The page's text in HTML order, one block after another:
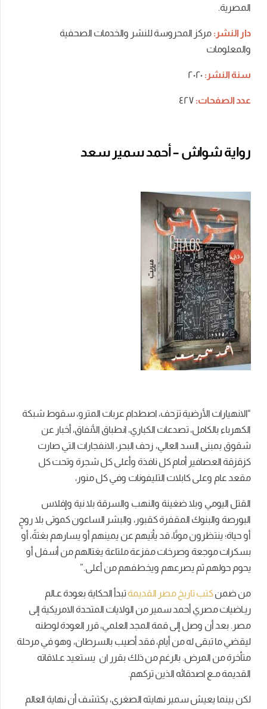
المصرية.
دار النشر: مركز المحروسة للنشر والخدمات الصحفية
والمعلومات
سنة النشر:
عدد الصفحات:
رواية شواش – أحمد سمير سعد
“الانهيارات الأرضية تزحف، اصطدام عربات المترو، سقوط شبكة
الكهرباء بالكامل، تصدعات الكباري، انطباق الأنفاق، أخبار عن
شقوق بمبنى السد العالي، زحف البحر، الانفجارات التي صارت
كزقزقة العصافير أمام كل نافذة وأعلى كل شجرة وتحت كل
مقعد عام وعلى كابلات التليفونات وفي كل منور،
القتل اليومي وبلا ضغينة والنهب والسرقة بلا نية وإفلاس
البورصة والبنوك المقفرة كقبور، والبشر الساعون كموتى بلا روحٍ
أو حياة؛ ينتظرون موتًا، قد يأتيهم عن يمينهم أو يسارهم بغتةً، أو
بسكرات موجعة وصرخات مفزعة ملتاعة يغتالهم من أسفل أو
يحوم حولهم ثم يصرعهم ويخطفهم من أعلى.”
من ضمنكتب تاريخ مصر القديمةتبدأ الحكاية بعودة عـالم
ريـاضيات مصري أحمد سمير من الولايات المتحدة الامريكية إلى
مصر. بعد أن وصل إلى قمة المجد العلمي، قرر العودة لوطنه
ليقضي ما تبقى له من أيام، فقد أصيب بالسرطان، وهو في مرحلة
متأخرة من المرض. بالرغم من ذلك بقرر ان يستعيد عـلاقاته
القديمة مـع اصدقائه الذين تركهم.
لكن بينما يعيش سمير نهايته الصغرى، يكتشف أن نهاية العالم